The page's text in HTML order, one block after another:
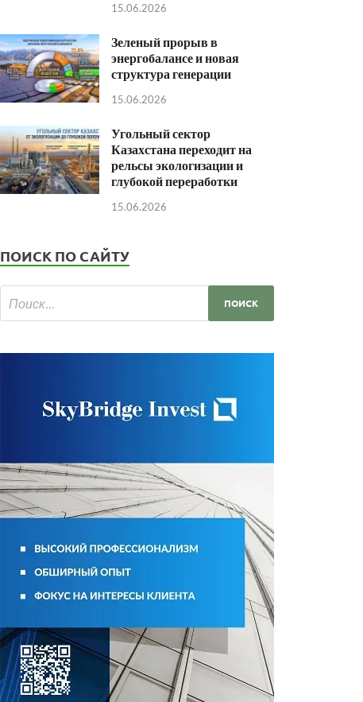
15.06.2026
Зеленый прорыв в
энергобалансе и новая
структура генерации
15.06.2026
Угольный сектор
Казахстана переходит на
рельсы экологизации и
глубокой переработки
15.06.2026
ПОИСК ПО САЙТУ